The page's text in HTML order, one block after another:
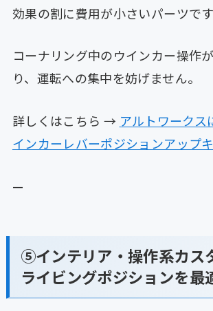
効果の割に費用が小さいパーツです
コーナリング中のウインカー操作
り、運転への集中を妨げません。
詳しくはこちら → アルトワークス
インカーレバーポジションアップ
—
⑤インテリア・操作系カ
ライビングポジションを最